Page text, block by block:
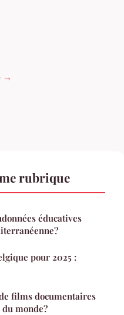
→
rubrique
éducatives
pour 2025 :
films documentaires
monde?